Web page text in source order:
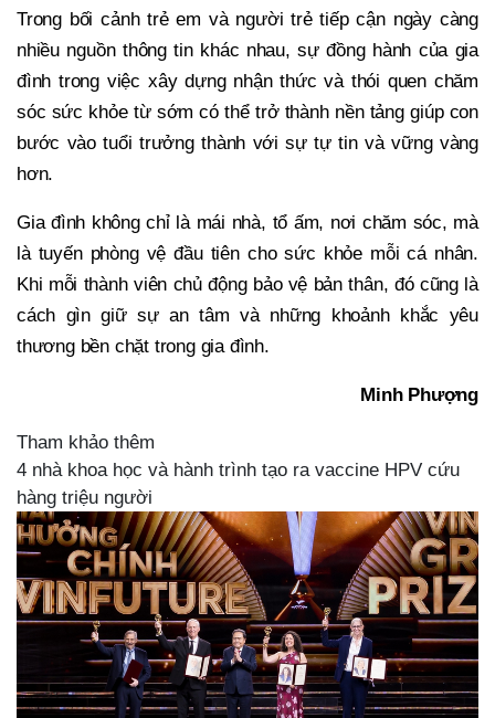
Trong bối cảnh trẻ em và người trẻ tiếp cận ngày càng
nhiều nguồn thông tin khác nhau, sự đồng hành của gia
đình trong việc xây dựng nhận thức và thói quen chăm
sóc sức khỏe từ sớm có thể trở thành nền tảng giúp con
bước vào tuổi trưởng thành với sự tự tin và vững vàng
hơn.
Gia đình không chỉ là mái nhà, tổ ấm, nơi chăm sóc, mà
là tuyến phòng vệ đầu tiên cho sức khỏe mỗi cá nhân.
Khi mỗi thành viên chủ động bảo vệ bản thân, đó cũng là
cách gìn giữ sự an tâm và những khoảnh khắc yêu
thương bền chặt trong gia đình.
Minh Phượng
Tham khảo thêm
4 nhà khoa học và hành trình tạo ra vaccine HPV cứu
hàng triệu người